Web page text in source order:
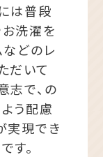
は普段
洗濯を
などのレ
だいて
志で、の
う配慮
実現でき
す。